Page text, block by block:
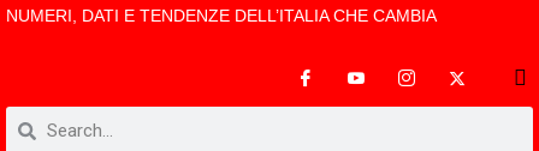
NUMERI, DATI E TENDENZE DELL’ITALIA CHE CAMBIA